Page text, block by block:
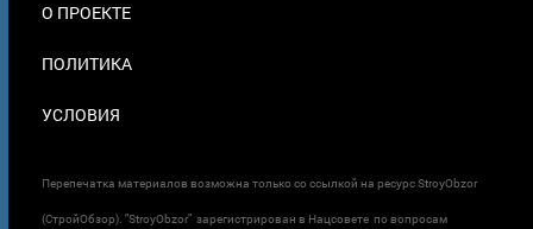
О ПРОЕКТЕ
ПОЛИТИКА
УСЛОВИЯ
Перепечатка материалов возможна только со ссылкой на ресурс StroyObzor
(СтройОбзор). "StroyObzor" зарегистрирован в Нацсовете по вопросам